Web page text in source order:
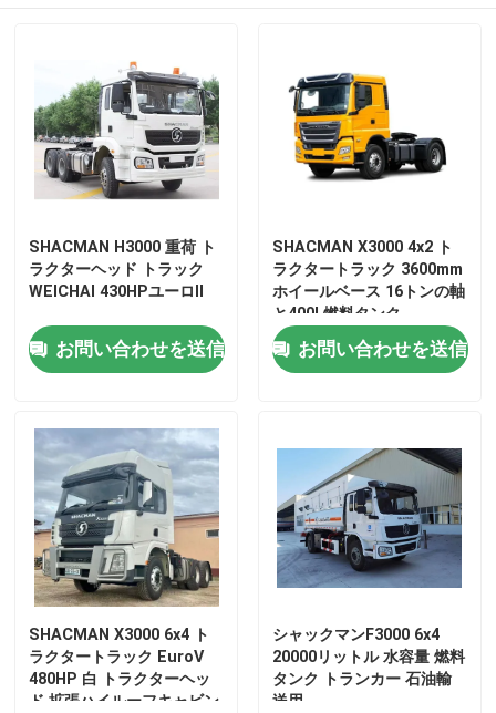
家へ
製品
わたしたち に つい て
SHACMAN H3000 重荷 ト
ラクターヘッド トラック
WEICHAI 430HPユーロII
お問い合わせを送信
SHACMAN X3000 4x2 ト
ラクタートラック 3600mm
ホイールベース 16トンの軸
と400L燃料タンク
お問い合わせを送信
SHACMAN X3000 6x4 ト
ラクタートラック EuroV
480HP 白 トラクターヘッ
ド 拡張ハイルーフキャビン
シャックマンF3000 6x4
20000リットル 水容量 燃料
タンク トランカー 石油輸
送用